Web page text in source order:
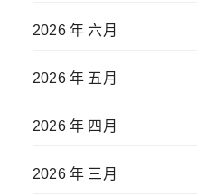
2026 年 六月
2026 年 五月
2026 年 四月
2026 年 三月